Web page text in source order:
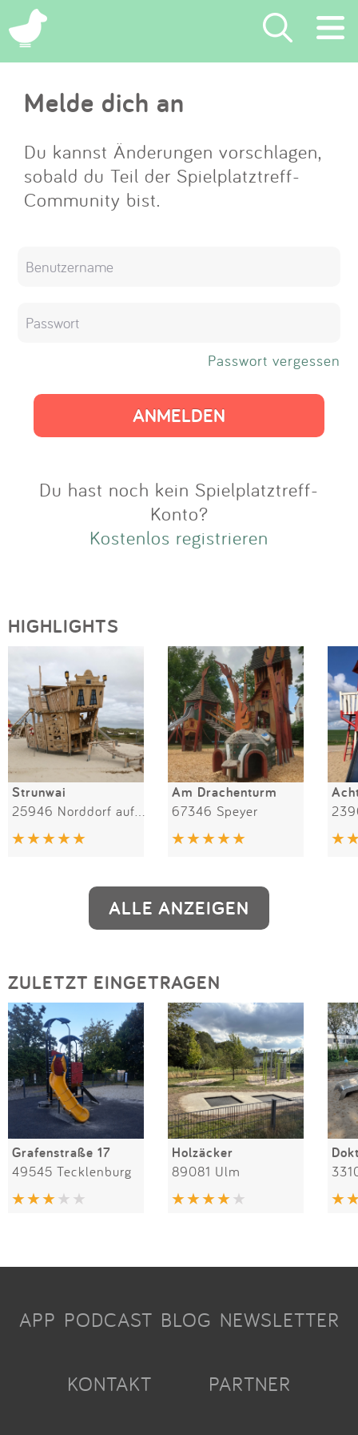
×
Suchen
Eintragen
App
Impressum
Anmelden
Melde dich an
Du kannst Änderungen vorschlagen,
sobald du Teil der Spielplatztreff-
Community bist.
Passwort vergessen
Du hast noch kein Spielplatztreff-
Konto?
Kostenlos registrieren
HIGHLIGHTS
Strunwai Am Drachenturm
67346 Speyer
ALLE ANZEIGEN
ZULETZT EINGETRAGEN
Grafenstraße 17
49545 Tecklenburg
Holzäcker
89081 Ulm
APP PODCAST BLOG NEWSLETTER
KONTAKT PARTNER